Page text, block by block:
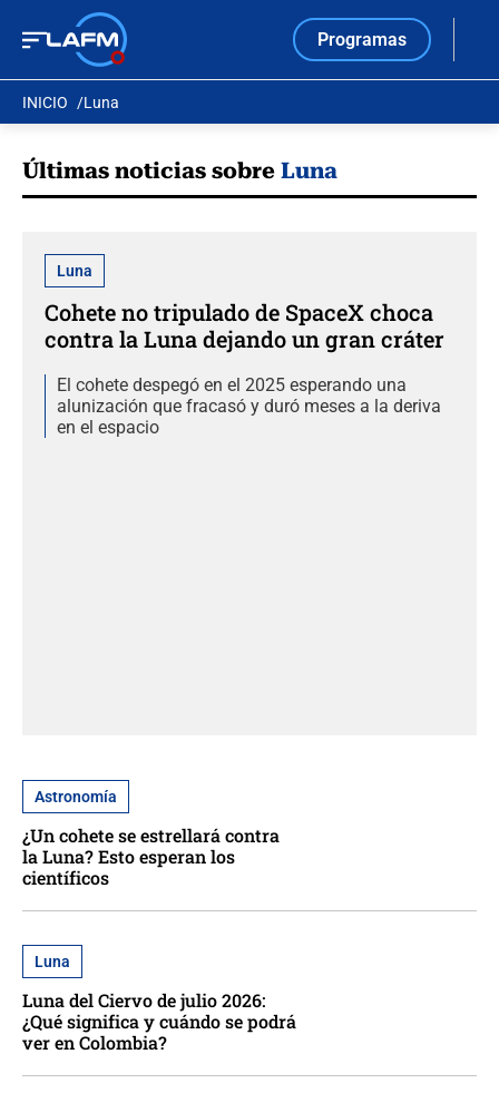
Programas
INICIO Luna
Últimas noticias sobre Luna
Luna
Cohete no tripulado de SpaceX choca
contra la Luna dejando un gran cráter
El cohete despegó en el 2025 esperando una
alunización que fracasó y duró meses a la deriva
en el espacio
Astronomía
¿Un cohete se estrellará contra
la Luna? Esto esperan los
científicos
Luna
Luna del Ciervo de julio 2026:
¿Qué significa y cuándo se podrá
ver en Colombia?